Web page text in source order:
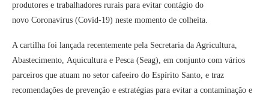
produtores e trabalhadores rurais para evitar contágio do
novo Coronavírus (Covid-19) neste momento de colheita.
A cartilha foi lançada recentemente pela Secretaria da Agricultura,
Abastecimento, Aquicultura e Pesca (Seag), em conjunto com vários
parceiros que atuam no setor cafeeiro do Espírito Santo, e traz
recomendações de prevenção e estratégias para evitar a contaminação e